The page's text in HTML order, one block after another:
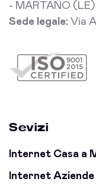
- MARTANO (LE)
Sede legale: Via
Sevizi
Internet Casa a
Internet